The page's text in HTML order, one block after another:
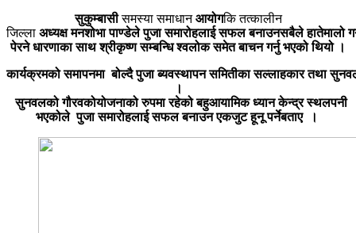
सुकुम्बासीसमस्या समाधानआयोगकि तत्कालीन
जिल्ला अध्यक्ष मनशोभा पाण्डेले पुजा समारोहलाई सफल बनाउनसबैले हातेमालो
पेरने धारणाका साथ श्रीकृष्ण सम्बन्धि श्वलोक समेत बाचन गर्नु भएको थियो ।
कार्यक्रमको समापनमा बोल्दै पुजा ब्यवस्थापन समितीका सल्लाहकार तथा
।
सुनवलको गौरवकोयोजनाको रुपमा रहेको बहुआयामिक ध्यान केन्द्र स्थलपनी
भएकोले पुजा समारोहलाई सफल बनाउन एकजुट हूनू पर्नेबताए ।